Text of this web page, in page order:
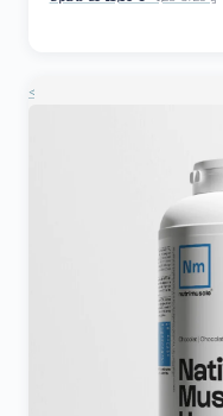
<